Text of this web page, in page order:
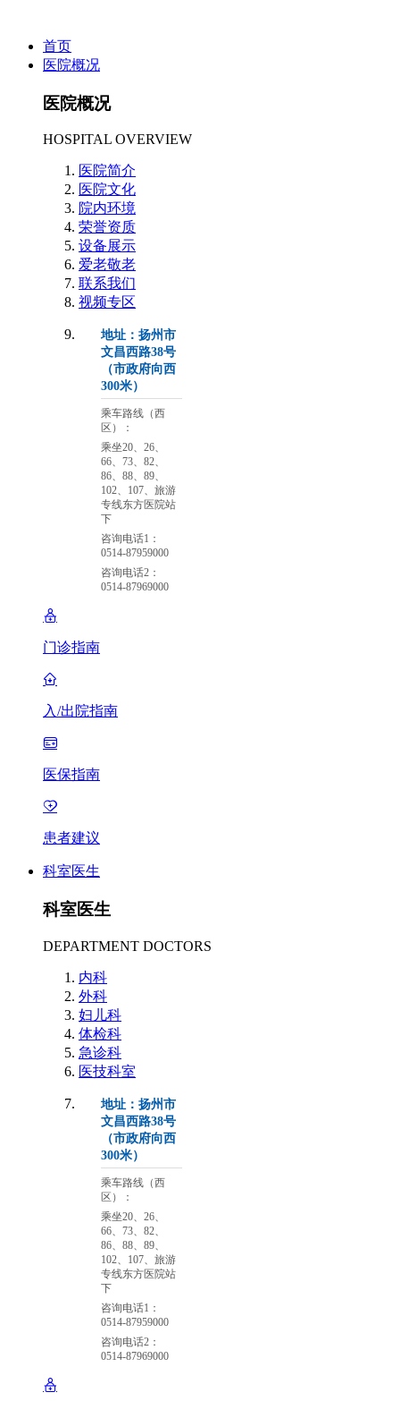
首页
医院概况
医院概况
HOSPITAL OVERVIEW
医院简介
医院文化
院内环境
荣誉资质
设备展示
爱老敬老
联系我们
视频专区
地址：扬州市
文昌西路38号
（市政府向西
300米）
乘车路线（西
区）：
乘坐20、26、
66、73、82、
86、88、89、
102、107、旅游
专线东方医院站
下
咨询电话1：
0514-87959000
咨询电话2：
0514-87969000
门诊指南
入/出院指南
医保指南
患者建议
科室医生
科室医生
DEPARTMENT DOCTORS
内科
外科
妇儿科
体检科
急诊科
医技科室
地址：扬州市
文昌西路38号
（市政府向西
300米）
乘车路线（西
区）：
乘坐20、26、
66、73、82、
86、88、89、
102、107、旅游
专线东方医院站
下
咨询电话1：
0514-87959000
咨询电话2：
0514-87969000